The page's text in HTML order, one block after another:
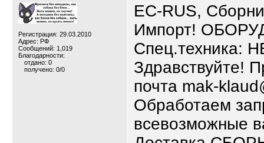
Регистрация: 29.03.2010
Адрес: РФ
Сообщений: 1,019
Благодарности:
отдано: 0
получено: 0/0
ЕС-RUS,
Импорт!
Спец.техника:
Здравствуйте!
почта mak-
Обработаем
всевозможные